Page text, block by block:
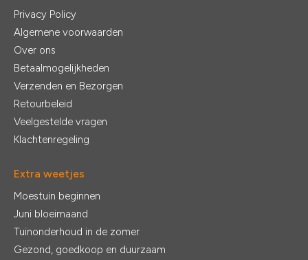
Privacy Policy
Algemene voorwaarden
Over ons
Betaalmogelijkheden
Verzenden en Bezorgen
Retourbeleid
Veelgestelde vragen
Klachtenregeling
Extra weetjes
Moestuin beginnen
Juni bloeimaand
Tuinonderhoud in de zomer
Gezond, goedkoop en duurzaam